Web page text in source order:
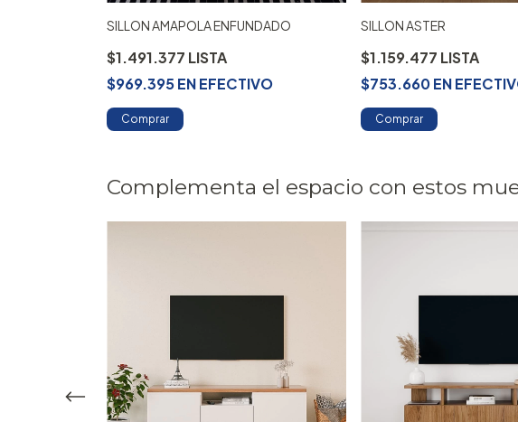
SILLON AMAPOLA ENFUNDADO
$1.491.377
$969.395ENEFECTIVO
Comprar
SILLON ASTER
$1.159.477
$753.660EN
Comprar
Complementa el espacio con estos